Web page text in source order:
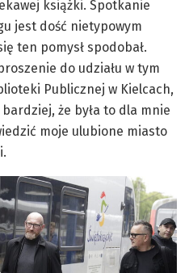
książki. Spotkanie
jest dość nietypowym
ten pomysł spodobał.
do udziału w tym
Publicznej w Kielcach,
że była to dla mnie
moje ulubione miasto